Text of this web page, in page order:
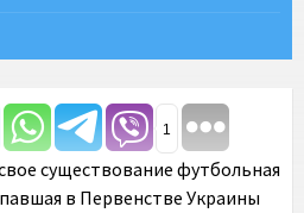
1
существование футбольная
в Первенстве Украины